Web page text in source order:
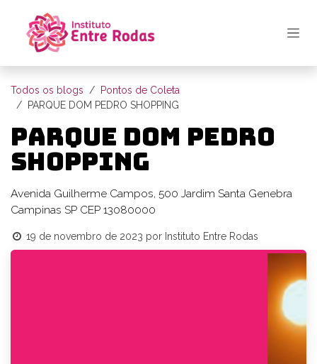
Todos os blogs
Pontos de Coleta
PARQUE DOM PEDRO SHOPPING
PARQUE DOM PEDRO
SHOPPING
Avenida Guilherme Campos, 500 Jardim Santa Genebra
Campinas SP CEP 13080000
19 de novembro de 2023 por Instituto Entre Rodas